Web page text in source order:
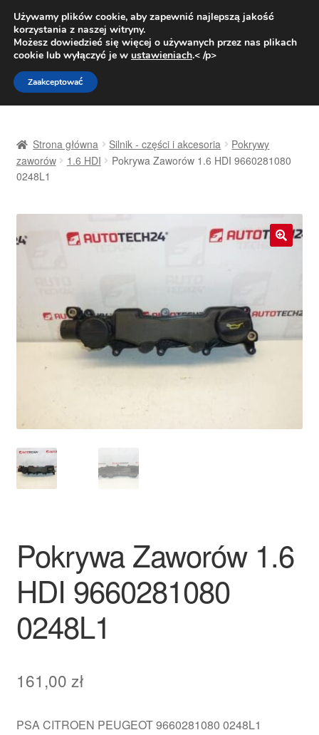
DOSTAWA od 31 zł
Pn.-pt. 9:00-16:00800 003 167
Przejdź
do
nawigacji
Przejdź
do
treści
Dostawa
Płatności
Skarga
Zasady i warunki
Strona główna Silnik - części i akcesoria
Pokrywy
zaworów
1.6 HDI
Pokrywa Zaworów 1.6 HDI 9660281080
0248L1
Pokrywa Zaworów 1.6
HDI 9660281080
0248L1
161,00 zł
PSA CITROEN PEUGEOT 9660281080 0248L1
Używamy plików cookie, aby zapewnić najlepszą jakość
korzystania z naszej witryny.
Możesz dowiedzieć się więcej o używanych przez nas plikach
cookie lub wyłączyć je w ustawieniach.< /p>
Zaakceptować